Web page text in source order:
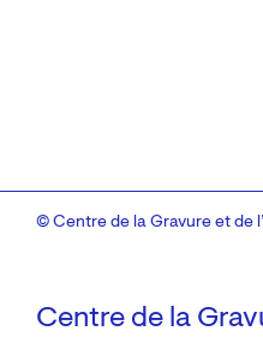
Centre de la
© Centre de la Gravure et de